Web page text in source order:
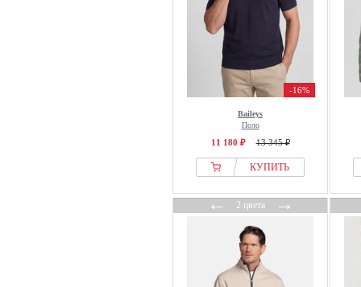
-16%
Baileys
Поло
11 180 ₽ 13 345 ₽
КУПИТЬ
←2 цвета→